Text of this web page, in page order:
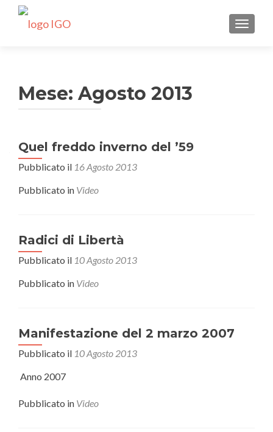
Mese: Agosto 2013
Quel freddo inverno del ’59
Pubblicato il 16 Agosto 2013
Pubblicato in Video
Radici di Libertà
Pubblicato il 10 Agosto 2013
Pubblicato in Video
Manifestazione del 2 marzo 2007
Pubblicato il 10 Agosto 2013
Anno 2007
Pubblicato in Video